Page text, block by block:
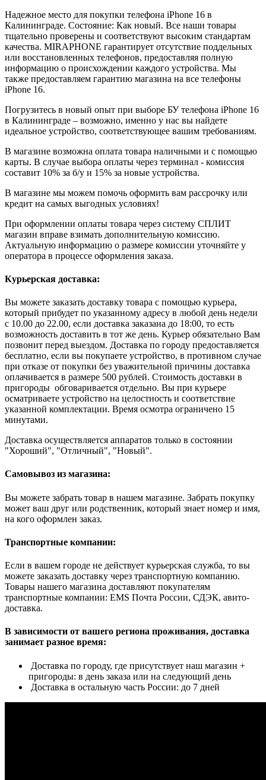
Надежное место для покупки телефона iPhone 16 в
Калининграде. Состояние: Как новый. Все наши товары
тщательно проверены и соответствуют высоким стандартам
качества. MIRAPHONE гарантирует отсутствие поддельных
или восстановленных телефонов, предоставляя полную
информацию о происхождении каждого устройства. Мы
также предоставляем гарантию магазина на все телефоны
iPhone 16.
Погрузитесь в новый опыт при выборе БУ телефона iPhone 16
в Калининграде – возможно, именно у нас вы найдете
идеальное устройство, соответствующее вашим требованиям.
В магазине возможна оплата товара наличными и с помощью
карты. В случае выбора оплаты через терминал - комиссия
составит 10% за б/у и 15% за новые устройства.
В магазине мы можем помочь оформить вам рассрочку или
кредит на самых выгодных условиях!
При оформлении оплаты товара через систему СПЛИТ
магазин вправе взимать дополнительную комиссию.
Актуальную информацию о размере комиссии уточняйте у
оператора в процессе оформления заказа.
Курьерская доставка:
Вы можете заказать доставку товара с помощью курьера,
который прибудет по указанному адресу в любой день недели
с 10.00 до 22.00, если доставка заказана до 18:00, то есть
возможность доставить в тот же день. Курьер обязательно Вам
позвонит перед выездом. Доставка по городу предоставляется
бесплатно, если вы покупаете устройство, в противном случае
при отказе от покупки без уважительной причины доставка
оплачивается в размере 500 рублей. Стоимость доставки в
пригороды обговаривается отдельно. Вы при курьере
осматриваете устройство на целостность и соответствие
указанной комплектации. Время осмотра ограничено 15
минутами.
Доставка осуществляется аппаратов только в состоянии
"Хороший", "Отличный", "Новый".
Самовывоз из магазина:
Вы можете забрать товар в нашем магазине. Забрать покупку
может ваш друг или родственник, который знает номер и имя,
на кого оформлен заказ.
Транспортные компании:
Если в вашем городе не действует курьерская служба, то вы
можете заказать доставку через транспортную компанию.
Товары нашего магазина доставляют покупателям
транспортные компании: EMS Почта России, СДЭК, авито-
доставка.
В зависимости от вашего региона проживания, доставка
занимает разное время:
Доставка по городу, где присутствует наш магазин +
пригороды: в день заказа или на следующий день
Доставка в остальную часть России: до 7 дней